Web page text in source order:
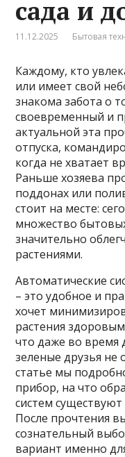
сада и
11.12.2025 Бытовая
Каждому, кто
или имеет свой
знакома забота о
своевременный и
актуальной эта
отпуска,
когда не хватает
Раньше хозяева
поддонах или
стоит на месте:
множество
значительно
растениями.
Автоматические
– это удобное и
хочет
растения
что даже во время
зеленые друзья не
статье мы
прибор, на что
систем
После прочтения
сознательный
вариант именно